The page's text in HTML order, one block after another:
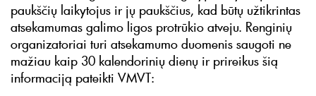
paukščių laikytojus ir jų paukščius, kad būtų užtikrintas
atsekamumas galimo ligos protrūkio atveju. Renginių
organizatoriai turi atsekamumo duomenis saugoti ne
mažiau kaip 30 kalendorinių dienų ir prireikus šią
informaciją pateikti VMVT: